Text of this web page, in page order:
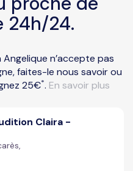
24h/24.
n’accepte pas
faites-le nous savoir ou
25€*. En savoir plus
Claira -